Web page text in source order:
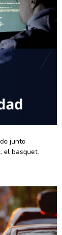
junto
el basquet,